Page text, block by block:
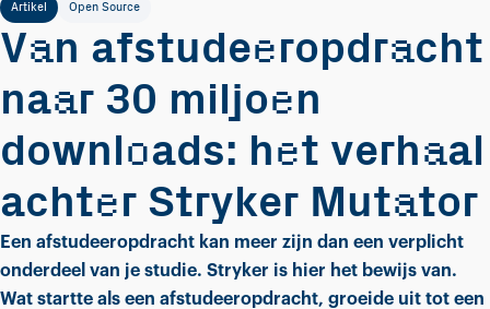
Artikel Open Source
Van afstudeeropdracht
naar 30 miljoen
downloads: het verhaal
achter Stryker Mutator
Een afstudeeropdracht kan meer zijn dan een verplicht
onderdeel van je studie. Stryker is hier het bewijs van.
Wat startte als een afstudeeropdracht, groeide uit tot een